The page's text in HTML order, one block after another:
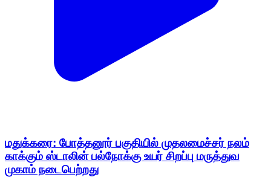
மதுக்கரை: போத்தனூர் பகுதியில் முதலமைச்சர் நலம்
காக்கும் ஸ்டாலின் பல்நோக்கு உயர் சிறப்பு மருத்துவ
முகாம் நடைபெற்றது